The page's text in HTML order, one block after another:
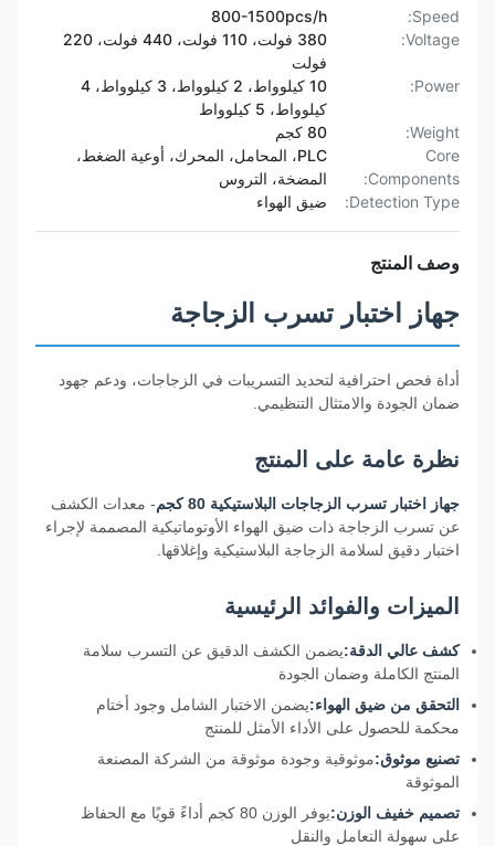
Speed:
800-1500pcs/h
Voltage:
380 فولت، 110 فولت، 440 فولت، 220
Power:
10 كيلوواط، 2 كيلوواط، 3 كيلوواط، 4
كيلوواط، 5 كيلوواط
Weight:
Components:
PLC، المحامل، المحرك، أوعية الضغط،
المضخة، التروس
Detection Type:
ضيق الهواء
وصف المنتج
جهاز اختبار تسرب الزجاجة
أداة فحص احترافية لتحديد التسريبات في الزجاجات، ودعم جهود
ضمان الجودة والامتثال التنظيمي.
نظرة عامة على المنتج
جهاز اختبار تسرب الزجاجات البلاستيكية 80 كجم
- معدات الكشف
عن تسرب الزجاجة ذات ضيق الهواء الأوتوماتيكية المصممة لإجراء
اختبار دقيق لسلامة الزجاجة البلاستيكية وإغلاقها.
الميزات والفوائد الرئيسية
كشف عالي الدقة: يضمن الكشف الدقيق عن التسرب سلامة
المنتج الكاملة وضمان الجودة
التحقق من ضيق الهواء:يضمن الاختبار الشامل وجود أختام
محكمة للحصول على الأداء الأمثل للمنتج
تصنيع موثوق:موثوقية وجودة موثوقة من الشركة المصنعة
الموثوقة
تصميم خفيف الوزن:
يوفر الوزن 80 كجم أداءً قويًا مع الحفاظ
على سهولة التعامل والنقل